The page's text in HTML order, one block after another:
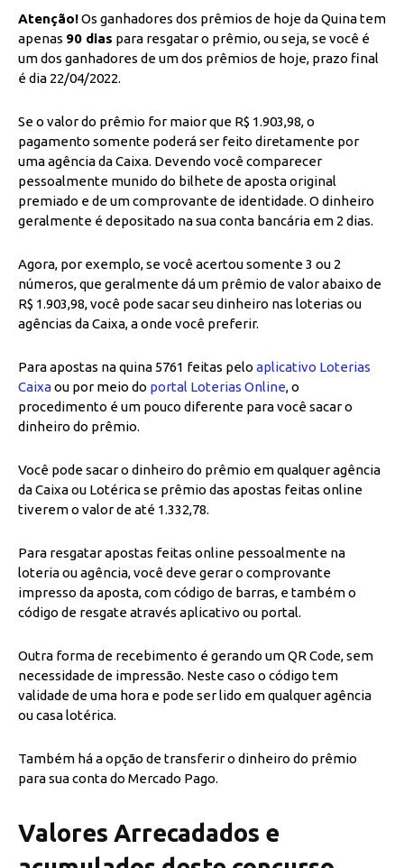
Atenção!Os ganhadores dos prêmios de hoje da Quina tem
apenas 90 dias para resgatar o prêmio, ou seja, se você é
um dos ganhadores de um dos prêmios de hoje, prazo final
é dia 22/04/2022.
Se o valor do prêmio for maior que R$ 1.903,98, o
pagamento somente poderá ser feito diretamente por
uma agência da Caixa. Devendo você comparecer
pessoalmente munido do bilhete de aposta original
premiado e de um comprovante de identidade. O dinheiro
geralmente é depositado na sua conta bancária em 2 dias.
Agora, por exemplo, se você acertou somente 3 ou 2
números, que geralmente dá um prêmio de valor abaixo de
R$ 1.903,98, você pode sacar seu dinheiro nas loterias ou
agências da Caixa, a onde você preferir.
Para apostas na quina 5761 feitas pelo aplicativo Loterias
Caixaou por meio do portal Loterias Online, o
procedimento é um pouco diferente para você sacar o
dinheiro do prêmio.
Você pode sacar o dinheiro do prêmio em qualquer agência
da Caixa ou Lotérica se prêmio das apostas feitas online
tiverem o valor de até 1.332,78.
Para resgatar apostas feitas online pessoalmente na
loteria ou agência, você deve gerar o comprovante
impresso da aposta, com código de barras, e também o
código de resgate através aplicativo ou portal.
Outra forma de recebimento é gerando um QR Code, sem
necessidade de impressão. Neste caso o código tem
validade de uma hora e pode ser lido em qualquer agência
ou casa lotérica.
Também há a opção de transferir o dinheiro do prêmio
para sua conta do Mercado Pago.
Valores Arrecadados e